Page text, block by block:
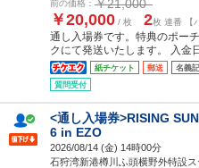
前の価格： ￥21,000
￥20,000 / 枚 2枚 連番 【
通し入場券です。特典のポー
クにて発送いたします。 入金
紙チケット 郵送 名義
質問受付
<通し入場券>RISING
6 in EZO
2026/08/14 (金) 14時00分
石狩湾新港樽川ふ頭横野外特設